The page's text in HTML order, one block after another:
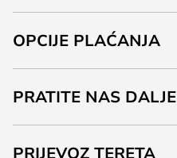
OPCIJE PLAĆANJA
PRATITE NAS DALJE
PRIJEVOZ TERETA